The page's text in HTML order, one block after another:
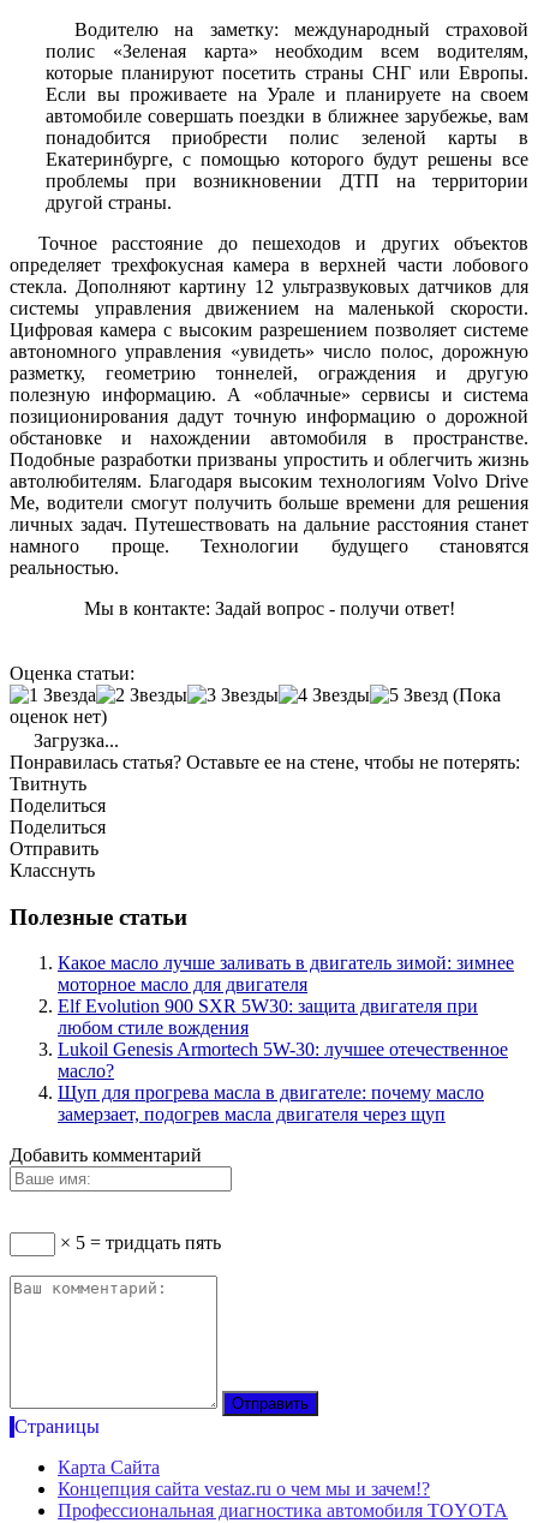
Водителю на заметку: международный страховой
полис «Зеленая карта» необходим всем водителям,
которые планируют посетить страны СНГ или Европы.
Если вы проживаете на Урале и планируете на своем
автомобиле совершать поездки в ближнее зарубежье, вам
понадобится приобрести полис зеленой карты в
Екатеринбурге, с помощью которого будут решены все
проблемы при возникновении ДТП на территории
другой страны.
Точное расстояние до пешеходов и других объектов
определяет трехфокусная камера в верхней части лобового
стекла. Дополняют картину 12 ультразвуковых датчиков для
системы управления движением на маленькой скорости.
Цифровая камера с высоким разрешением позволяет системе
автономного управления «увидеть» число полос, дорожную
разметку, геометрию тоннелей, ограждения и другую
полезную информацию. А «облачные» сервисы и система
позиционирования дадут точную информацию о дорожной
обстановке и нахождении автомобиля в пространстве.
Подобные разработки призваны упростить и облегчить жизнь
автолюбителям. Благодаря высоким технологиям Volvo Drive
Me, водители смогут получить больше времени для решения
личных задач. Путешествовать на дальние расстояния станет
намного проще. Технологии будущего становятся
реальностью.
Мы в контакте: Задай вопрос - получи ответ!
Оценка статьи:
(Пока
оценок нет)
Загрузка...
Понравилась статья? Оставьте ее на стене, чтобы не потерять:
Твитнуть
Поделиться
Поделиться
Отправить
Класснуть
Полезные статьи
Какое масло лучше заливать в двигатель зимой: зимнее
моторное масло для двигателя
Elf Evolution 900 SXR 5W30: защита двигателя при
любом стиле вождения
Lukoil Genesis Armortech 5W-30: лучшее отечественное
масло?
Щуп для прогрева масла в двигателе: почему масло
замерзает, подогрев масла двигателя через щуп
Добавить комментарий
× 5 = тридцать пять
Страницы
Карта Сайта
Концепция сайта vestaz.ru о чем мы и зачем!?
Профессиональная диагностика автомобиля TOYOTA